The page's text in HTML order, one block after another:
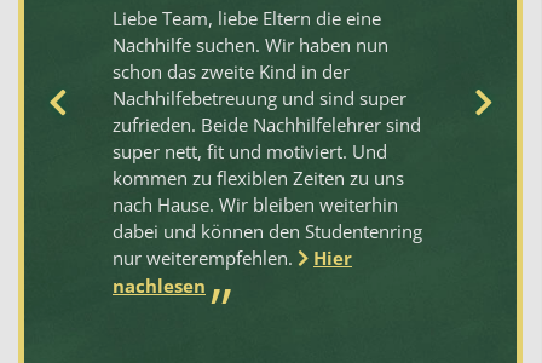
Liebe Team, liebe Eltern die eine
Nachhilfe suchen. Wir haben nun
schon das zweite Kind in der
Nachhilfebetreuung und sind super
zufrieden. Beide Nachhilfelehrer sind
super nett, fit und motiviert. Und
kommen zu flexiblen Zeiten zu uns
nach Hause. Wir bleiben weiterhin
dabei und können den Studentenring
nur weiterempfehlen.
Hier
nachlesen